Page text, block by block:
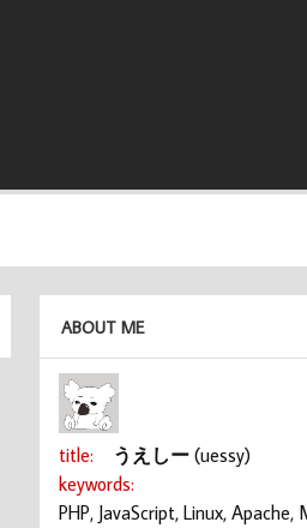
ABOUT ME
title: うえしー (uessy)
keywords:
PHP, JavaScript, Linux, Apache,